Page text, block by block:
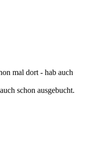
mal dort - hab auch
schon ausgebucht.